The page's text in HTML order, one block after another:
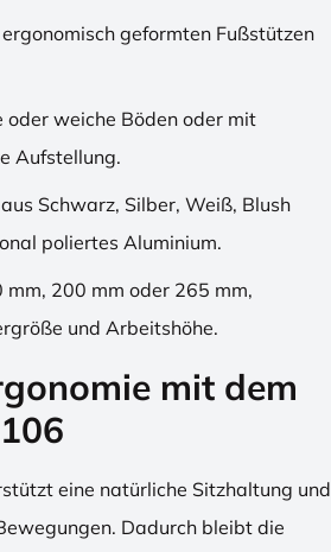
geformten Fußstützen
oder weiche Böden oder mit
Aufstellung.
Schwarz, Silber, Weiß, Blush
poliertes Aluminium.
200 mm oder 265 mm,
und Arbeitshöhe.
mit dem
eine natürliche Sitzhaltung und
Dadurch bleibt die